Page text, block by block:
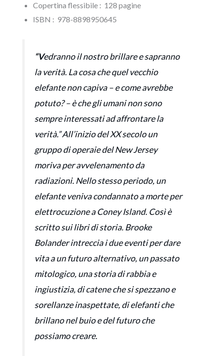
Copertina flessibile : ‎ 128 pagine
ISBN‏ : ‎ 978-8898950645
“Vedranno il nostro brillare e sapranno
la verità. La cosa che quel vecchio
elefante non capiva – e come avrebbe
potuto? – è che gli umani non sono
sempre interessati ad affrontare la
verità.” All’inizio del XX secolo un
gruppo di operaie del New Jersey
moriva per avvelenamento da
radiazioni. Nello stesso periodo, un
elefante veniva condannato a morte per
elettrocuzione a Coney Island. Così è
scritto sui libri di storia. Brooke
Bolander intreccia i due eventi per dare
vita a un futuro alternativo, un passato
mitologico, una storia di rabbia e
ingiustizia, di catene che si spezzano e
sorellanze inaspettate, di elefanti che
brillano nel buio e del futuro che
possiamo creare.